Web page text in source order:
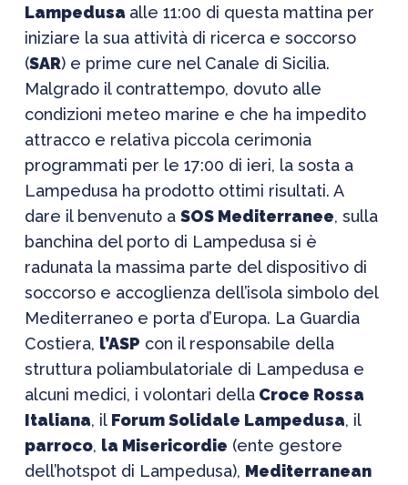
Lampedusa alle 11:00 di questa mattina per
iniziare la sua attività di ricerca e soccorso
(SAR) e prime cure nel Canale di Sicilia.
Malgrado il contrattempo, dovuto alle
condizioni meteo marine e che ha impedito
attracco e relativa piccola cerimonia
programmati per le 17:00 di ieri, la sosta a
Lampedusa ha prodotto ottimi risultati. A
dare il benvenuto a SOS Mediterranee, sulla
banchina del porto di Lampedusa si è
radunata la massima parte del dispositivo di
soccorso e accoglienza dell’isola simbolo del
Mediterraneo e porta d’Europa. La Guardia
Costiera, l’ASP con il responsabile della
struttura poliambulatoriale di Lampedusa e
alcuni medici, i volontari dellaCroce Rossa
Italiana, il Forum Solidale Lampedusa, il
parroco, la Misericordie (ente gestore
dell’hotspot di Lampedusa), Mediterranean